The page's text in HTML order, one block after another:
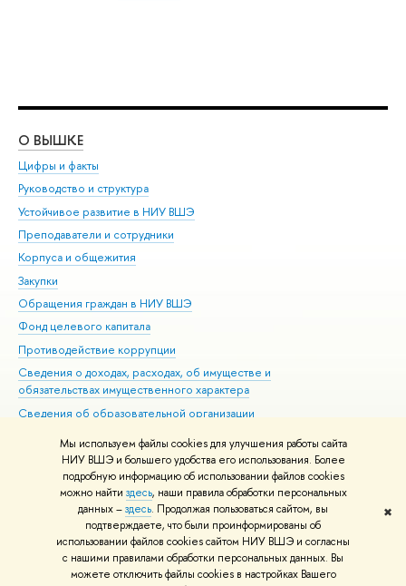
Мы используем файлы cookies для улучшения работы сайта
НИУ ВШЭ и большего удобства его использования. Более
подробную информацию об использовании файлов cookies
можно найти здесь, наши правила обработки персональных
данных –здесь. Продолжая пользоваться сайтом, вы
подтверждаете, что были проинформированы об
использовании файлов cookies сайтом НИУ ВШЭ и согласны
с нашими правилами обработки персональных данных. Вы
можете отключить файлы cookies в настройках Вашего
✖
О ВЫШКЕ
Цифры и факты
Руководство и структура
Устойчивое развитие в НИУ ВШЭ
Преподаватели и сотрудники
Корпуса и общежития
Закупки
Обращения граждан в НИУ ВШЭ
Фонд целевого капитала
Противодействие коррупции
Сведения о доходах, расходах, об имуществе и
обязательствах имущественного характера
Сведения об образовательной организации
Людям с ограниченными возможностями здоровья
Единая платежная страница
Работа в Вышке
© НИУ ВШЭ 1993–2026 Адреса и контакты Условия использования
материалов Политика конфиденциальности Карта сайта
Шрифты HSE Sans и HSE Slab разработаны вШколе дизайна НИУ ВШЭ